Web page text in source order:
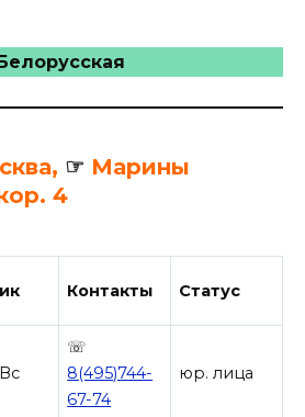
☞ Марины
4
Контакты Статус
☏
8(495)744-
67-74
юр. лица